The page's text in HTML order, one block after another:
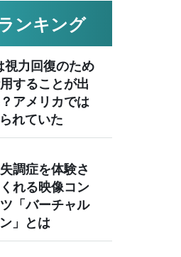
ンキング
視力回復のため
することが出
アメリカでは
れていた
調症を体験さ
れる映像コン
「バーチャル
」とは